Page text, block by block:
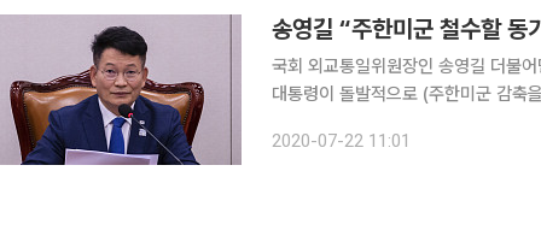
송영길 “주한미군 철수할
국회 외교통일위원장인 송영길 더불
대통령이 돌발적으로 (주한미군 감축을)
군 부상자가 발생하고 사망자가 발생
2020-07-22 11:01